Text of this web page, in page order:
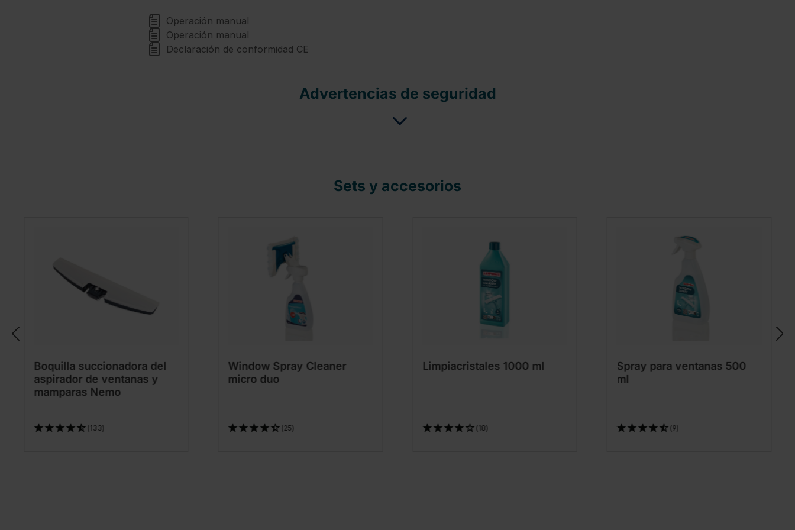
Operación manual
Operación manual
Declaración de conformidad CE
Advertencias de seguridad
Sets y accesorios
Boquilla succionadora del
aspirador de ventanas y
mamparas Nemo
(133)
Window Spray Cleaner
micro duo
(25)
Limpiacristales 1000 ml
(18)
Spray para ventanas 500
ml
(9)